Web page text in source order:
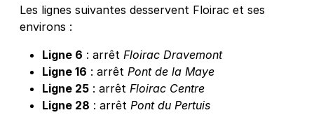
Les lignes suivantes desservent Floirac et ses
environs :
Ligne 6 : arrêt Floirac Dravemont
Ligne 16 : arrêt Pont de la Maye
Ligne 25 : arrêt Floirac Centre
Ligne 28 : arrêt Pont du Pertuis